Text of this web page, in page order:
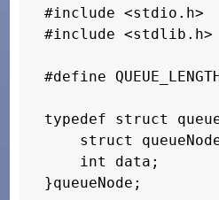
}
return s-
void
if (s->rightTop
pass =
if(pass)
for (pos = 0;
    }
puts(\n队列大小为5
#include <stdio.h>
#include <stdlib.h>
#define
typedef struct
struct
    int data;
}queueNode;